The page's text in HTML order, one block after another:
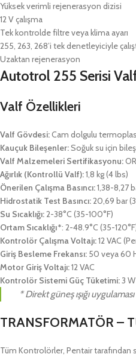
Yüksek verimli rejenerasyon dizisi
12 V çalışma
Tek kontrolde filtre veya klima ayarı
255, 263, 268’i tek denetleyiciyle
Uzaktan rejenerasyon
Autotrol 255 Serisi
Valf Özellikleri
Valf Gövdesi:Cam dolgulu
Kauçuk Bileşenler:Soğuk su için
Valf Malzemeleri Sertifikasyonu:
Ağırlık (Kontrollü Valf):1,8 kg (4 lbs)
Önerilen Çalışma Basıncı:1,38-8,27
Hidrostatik Test Basıncı:20,69 bar
Su Sıcaklığı:2-38°C (35-100°F)
Ortam Sıcaklığı*: 2-48.9°C (35-
Kontrolör Çalışma Voltajı:12 VAC
Giriş Besleme Frekansı: 50 veya 60
Motor Giriş Voltajı:12 VAC
Kontrolör Sistemi Güç Tüketimi:3
* Direkt güneş ışığı
TRANSFORMATÖR –
Tüm Kontrolörler, Pentair tarafından